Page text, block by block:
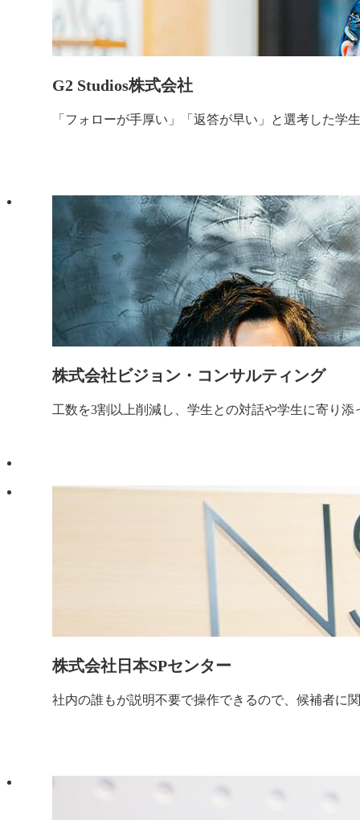
G2 Studios株式会社
「フォローが手厚い」「返答が早い」と選考した学
株式会社ビジョン・コンサルティング
工数を3割以上削減し、学生との対話や学生に寄り
株式会社日本SPセンター
社内の誰もが説明不要で操作できるので、候補者に